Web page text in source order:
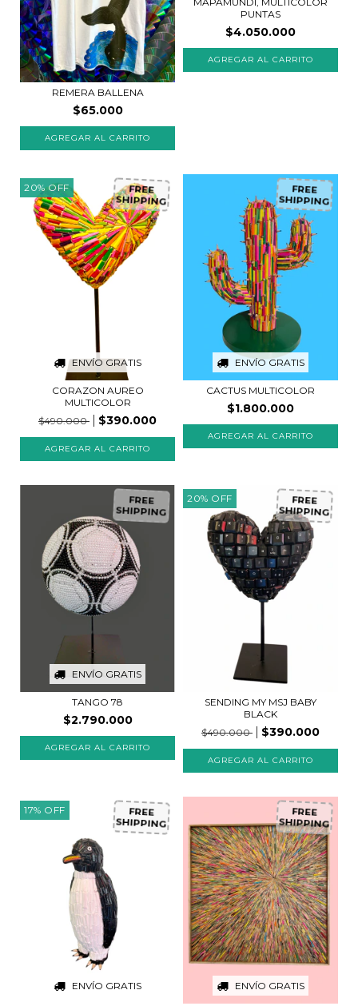
REMERA BALLENA
$65.000
PUNTAS
$4.050.000
20%OFF
ENVÍO GRATIS
FREE
SHIPPING
CORAZON AUREO
MULTICOLOR
$490.000
$390.000
ENVÍO GRATIS
FREE
SHIPPING
CACTUS MULTICOLOR
$1.800.000
ENVÍO GRATIS
FREE
SHIPPING
TANGO 78
$2.790.000
20% OFF FREE
SHIPPING
SENDING MY MSJ BABY
BLACK
$490.000
$390.000
17% OFF
ENVÍO GRATIS
FREE
SHIPPING
ENVÍO GRATIS
FREE
SHIPPING